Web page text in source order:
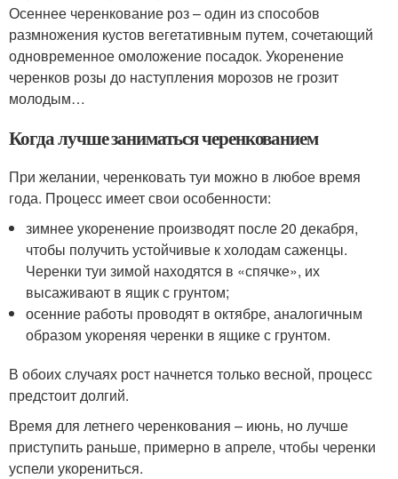
Осеннее черенкование роз – один из способов
размножения кустов вегетативным путем, сочетающий
одновременное омоложение посадок. Укоренение
черенков розы до наступления морозов не грозит
молодым…
Когда лучше заниматься черенкованием
При желании, черенковать туи можно в любое время
года. Процесс имеет свои особенности:
зимнее укоренение производят после 20 декабря,
чтобы получить устойчивые к холодам саженцы.
Черенки туи зимой находятся в «спячке», их
высаживают в ящик с грунтом;
осенние работы проводят в октябре, аналогичным
образом укореняя черенки в ящике с грунтом.
В обоих случаях рост начнется только весной, процесс
предстоит долгий.
Время для летнего черенкования – июнь, но лучше
приступить раньше, примерно в апреле, чтобы черенки
успели укорениться.